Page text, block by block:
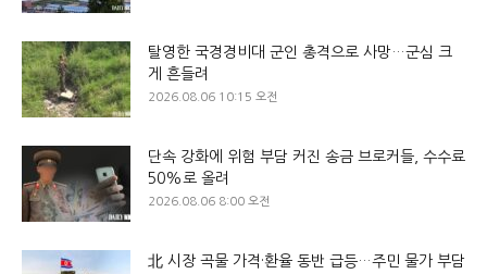
탈영한 국경경비대 군인 총격으로 사망…군심 크
게 흔들려
2026.08.06 10:15 오전
단속 강화에 위험 부담 커진 송금 브로커들, 수수료
50%로 올려
2026.08.06 8:00 오전
北 시장 곡물 가격·환율 동반 급등…주민 물가 부담